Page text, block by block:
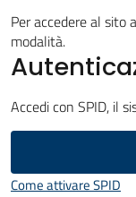
Novità
Menu
Servizi
Per accedere al sito
modalità.
Accedi con SPID, il
Come attivare SPID